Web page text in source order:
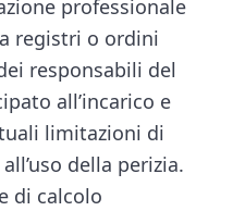
professionale
registri o ordini
responsabili del
all’incarico e
limitazioni di
della perizia.
di calcolo